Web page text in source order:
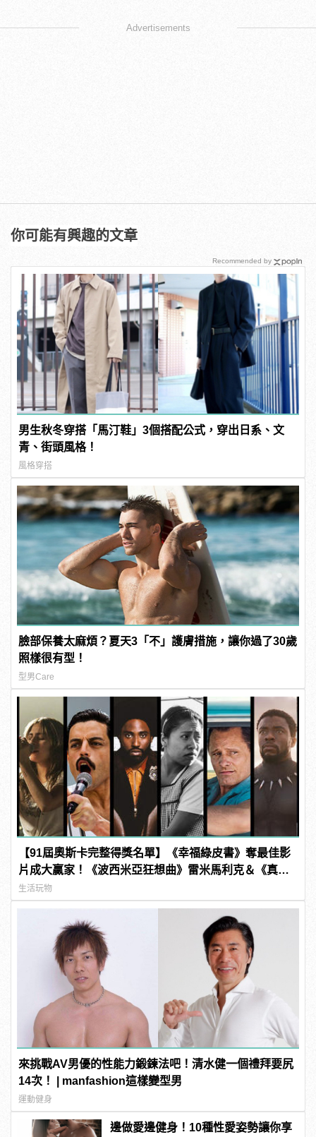
Advertisements
你可能有興趣的文章
男生秋冬穿搭「馬汀鞋」3個搭配公式，穿出日系、文
青、街頭風格！
風格穿搭
臉部保養太麻煩？夏天3「不」護膚措施，讓你過了30歲
照樣很有型！
型男Care
【91屆奧斯卡完整得獎名單】《幸福綠皮書》奪最佳影
片成大贏家！《波西米亞狂想曲》雷米馬利克＆《真
寵》奧莉薇亞柯爾曼封影帝影后！
生活玩物
來挑戰AV男優的性能力鍛鍊法吧！清水健一個禮拜要尻
14次！ | manfashion這樣變型男
運動健身
邊做愛邊健身！10種性愛姿勢讓你享
Recommended by